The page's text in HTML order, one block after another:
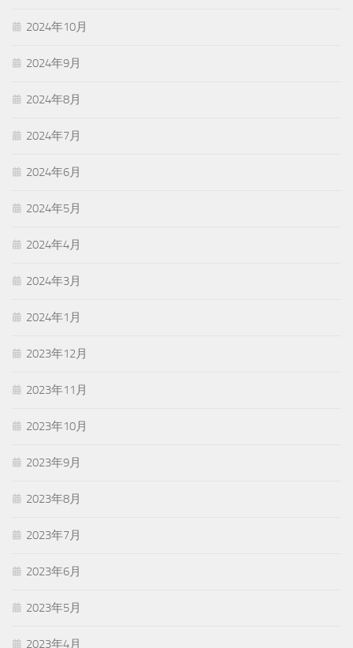
2024年10月
2024年9月
2024年8月
2024年7月
2024年6月
2024年5月
2024年4月
2024年3月
2024年1月
2023年12月
2023年11月
2023年10月
2023年9月
2023年8月
2023年7月
2023年6月
2023年5月
2023年4月